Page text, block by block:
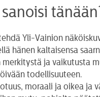
Yli-Vainion
hänen kaltaisensa
merkitystä ja vaikutusta
todellisuuteen.
moraali ja oikea ja